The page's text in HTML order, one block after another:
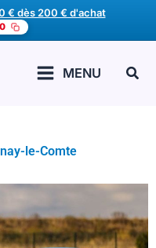
€ dès 200 € d'achat
MENU
le-Comte